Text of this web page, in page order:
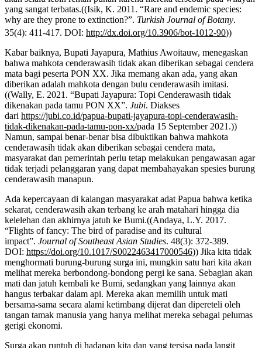
yang sangat terbatas.((Isik, K. 2011. “Rare and endemic species:
why are they prone to extinction?”. Turkish Journal of Botany.
35(4): 411-417. DOI: http://dx.doi.org/10.3906/bot-1012-90))
Kabar baiknya, Bupati Jayapura, Mathius Awoitauw, menegaskan
bahwa mahkota cenderawasih tidak akan diberikan sebagai cendera
mata bagi peserta PON XX. Jika memang akan ada, yang akan
diberikan adalah mahkota dengan bulu cenderawasih imitasi.
((Wally, E. 2021. “Bupati Jayapura: Topi Cenderawasih tidak
dikenakan pada tamu PON XX”. Jubi. Diakses
dari https://jubi.co.id/papua-bupati-jayapura-topi-cenderawasih-
tidak-dikenakan-pada-tamu-pon-xx/pada 15 September 2021.))
Namun, sampai benar-benar bisa dibuktikan bahwa mahkota
cenderawasih tidak akan diberikan sebagai cendera mata,
masyarakat dan pemerintah perlu tetap melakukan pengawasan agar
tidak terjadi pelanggaran yang dapat membahayakan spesies burung
cenderawasih manapun.
Ada kepercayaan di kalangan masyarakat adat Papua bahwa ketika
sekarat, cenderawasih akan terbang ke arah matahari hingga dia
kelelehan dan akhirnya jatuh ke Bumi.((Andaya, L.Y. 2017.
“Flights of fancy: The bird of paradise and its cultural
impact”. Journal of Southeast Asian Studies. 48(3): 372-389.
DOI: https://doi.org/10.1017/S0022463417000546)) Jika kita tidak
menghormati burung-burung surga ini, mungkin satu hari kita akan
melihat mereka berbondong-bondong pergi ke sana. Sebagian akan
mati dan jatuh kembali ke Bumi, sedangkan yang lainnya akan
hangus terbakar dalam api. Mereka akan memilih untuk mati
bersama-sama secara alami ketimbang dijerat dan dipereteli oleh
tangan tamak manusia yang hanya melihat mereka sebagai pelumas
gerigi ekonomi.
Surga akan runtuh di hadapan kita dan yang tersisa pada langit